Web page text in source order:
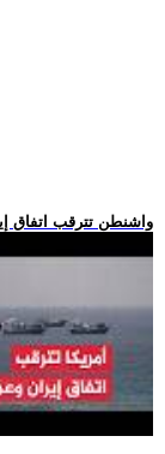
.. واشنطن تترقب